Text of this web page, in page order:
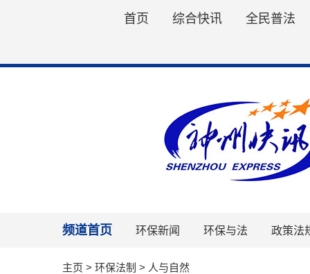
首页 综合快讯 全民普法
频道首页 环保新闻 环保与法 政策法
主页 > 环保法制 > 人与自然